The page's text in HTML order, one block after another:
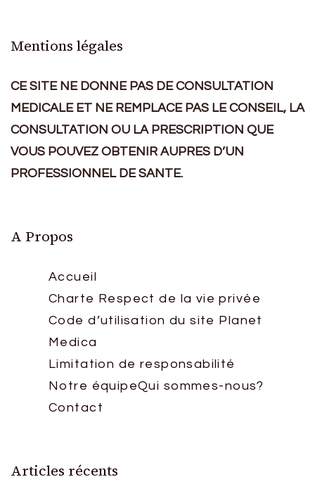
Mentions légales
CE SITE NE DONNE PAS DE CONSULTATION
MEDICALE ET NE REMPLACE PAS LE CONSEIL, LA
CONSULTATION OU LA PRESCRIPTION QUE
VOUS POUVEZ OBTENIR AUPRES D’UN
PROFESSIONNEL DE SANTE.
A Propos
Accueil
Charte Respect de la vie privée
Code d’utilisation du site Planet
Medica
Limitation de responsabilité
Notre équipeQui sommes-nous?
Contact
Articles récents